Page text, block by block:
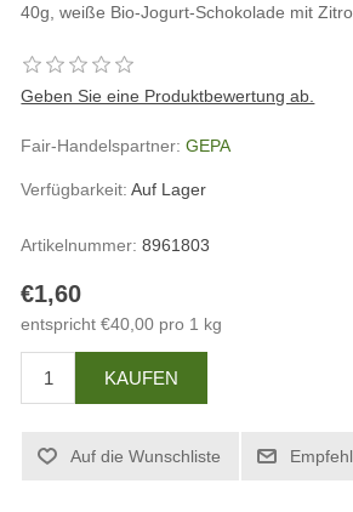
40g, weiße Bio-Jogurt-Schokolade mit
Geben Sie eine Produktbewertung ab.
Fair-Handelspartner: GEPA
Verfügbarkeit: Auf Lager
Artikelnummer: 8961803
€1,60
entspricht €40,00 pro 1 kg